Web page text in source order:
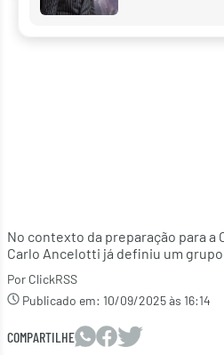
No contexto da preparação para a
Carlo Ancelotti já definiu um
Por ClickRSS
Publicado em: 10/09/2025 às 16:14
COMPARTILHE